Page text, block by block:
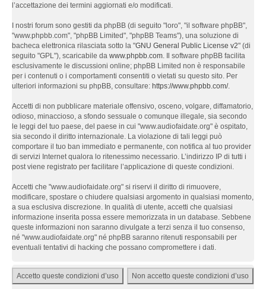
l’accettazione dei termini aggiornati e/o modificati.
I nostri forum sono gestiti da phpBB (di seguito "loro", "il software phpBB",
"www.phpbb.com", "phpBB Limited", "phpBB Teams"), una soluzione di
bacheca elettronica rilasciata sotto la "GNU General Public License v2" (di
seguito "GPL"), scaricabile da www.phpbb.com. Il software phpBB facilita
esclusivamente le discussioni online; phpBB Limited non è responsabile
per i contenuti o i comportamenti consentiti o vietati su questo sito. Per
ulteriori informazioni su phpBB, consultare: https://www.phpbb.com/.
Accetti di non pubblicare materiale offensivo, osceno, volgare, diffamatorio,
odioso, minaccioso, a sfondo sessuale o comunque illegale, sia secondo
le leggi del tuo paese, del paese in cui "www.audiofaidate.org" è ospitato,
sia secondo il diritto internazionale. La violazione di tali leggi può
comportare il tuo ban immediato e permanente, con notifica al tuo provider
di servizi Internet qualora lo ritenessimo necessario. L’indirizzo IP di tutti i
post viene registrato per facilitare l’applicazione di queste condizioni.
Accetti che "www.audiofaidate.org" si riservi il diritto di rimuovere,
modificare, spostare o chiudere qualsiasi argomento in qualsiasi momento,
a sua esclusiva discrezione. In qualità di utente, accetti che qualsiasi
informazione inserita possa essere memorizzata in un database. Sebbene
queste informazioni non saranno divulgate a terzi senza il tuo consenso,
né "www.audiofaidate.org" né phpBB saranno ritenuti responsabili per
eventuali tentativi di hacking che possano compromettere i dati.